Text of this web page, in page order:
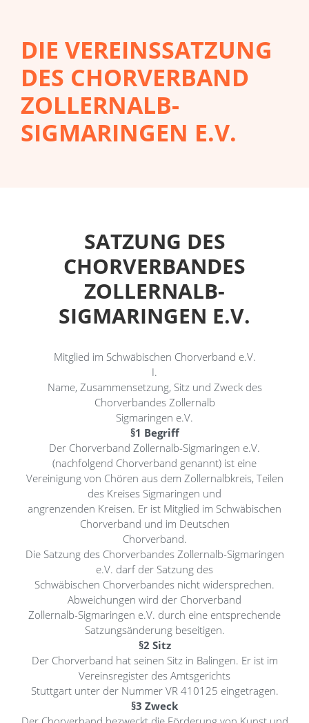
DIE VEREINS­SATZUNG
DES CHORVERBAND
ZOLLERNALB-
SIGMARINGEN E.V.
SATZUNG DES
CHORVERBANDES
ZOLLERNALB-
SIGMARINGEN E.V.
Mitglied im Schwäbischen Chorverband e.V.
I.
Name, Zusammensetzung, Sitz und Zweck des
Chorverbandes Zollernalb
Sigmaringen e.V.
§1 Begriff
Der Chorverband Zollernalb-Sigmaringen e.V.
(nachfolgend Chorverband genannt) ist eine
Vereinigung von Chören aus dem Zollernalbkreis, Teilen
des Kreises Sigmaringen und
angrenzenden Kreisen. Er ist Mitglied im Schwäbischen
Chorverband und im Deutschen
Chorverband.
Die Satzung des Chorverbandes Zollernalb-Sigmaringen
e.V. darf der Satzung des
Schwäbischen Chorverbandes nicht widersprechen.
Abweichungen wird der Chorverband
Zollernalb-Sigmaringen e.V. durch eine entsprechende
Satzungsänderung beseitigen.
§2 Sitz
Der Chorverband hat seinen Sitz in Balingen. Er ist im
Vereinsregister des Amtsgerichts
Stuttgart unter der Nummer VR 410125 eingetragen.
§3 Zweck